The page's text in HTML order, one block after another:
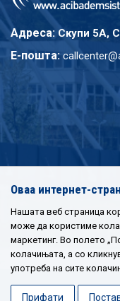
Адреса: Скупи 5A,
E-пошта:
Политика за
Оваа интернет-
Нашата веб страница
може да користиме
маркетинг. Во полето
колачињата, а со
употреба на сите
Прифати